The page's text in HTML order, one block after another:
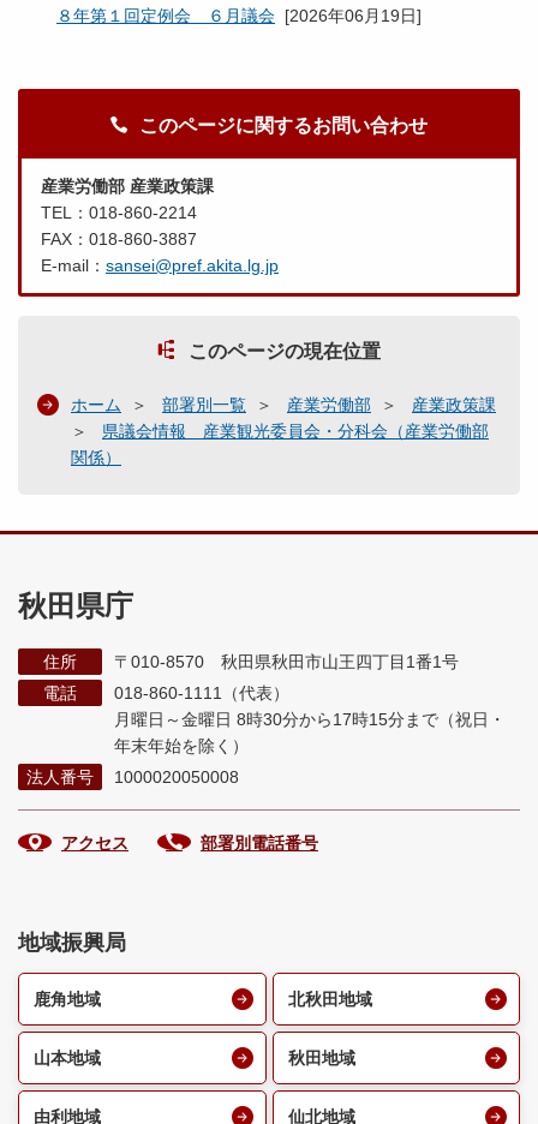
８年第１回定例会 ６月議会 [2026年06月19日]
このページに関するお問い合わせ
産業労働部 産業政策課
TEL：018-860-2214
FAX：018-860-3887
E-mail： sansei@pref.akita.lg.jp
このページの現在位置
ホーム 部署別一覧 産業労働部
産業政策課
県議会情報 産業観光委員会・分科会（産業労働部
関係）
秋田県庁
住所
〒010-8570 秋田県秋田市山王四丁目1番1号
電話
018-860-1111（代表）
月曜日～金曜日 8時30分から17時15分まで （祝日・
年末年始を除く）
法人番号
1000020050008
アクセス 部署別電話番号
地域振興局
鹿角地域 北秋田地域
山本地域 秋田地域
由利地域 仙北地域